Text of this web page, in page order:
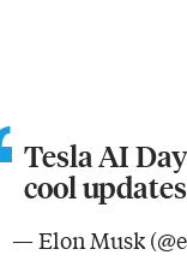
Tesla AI
cool
— Elon Musk